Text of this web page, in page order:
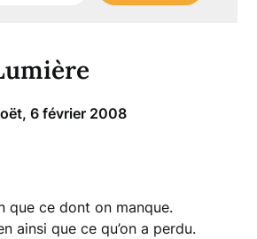
6 février 2008
que ce dont on manque.
ainsi que ce qu’on a perdu.